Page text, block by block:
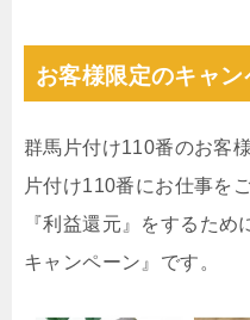
お客様限定のキャン
群馬片付け110番のお客
片付け110番にお仕事を
『利益還元』をするた
キャンペーン』です。